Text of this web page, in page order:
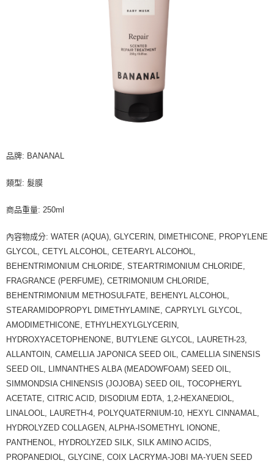
品牌: BANANAL
類型: 髮膜
商品重量: 250ml
內容物成分: WATER (AQUA), GLYCERIN, DIMETHICONE, PROPYLENE
GLYCOL, CETYL ALCOHOL, CETEARYL ALCOHOL,
BEHENTRIMONIUM CHLORIDE, STEARTRIMONIUM CHLORIDE,
FRAGRANCE (PERFUME), CETRIMONIUM CHLORIDE,
BEHENTRIMONIUM METHOSULFATE, BEHENYL ALCOHOL,
STEARAMIDOPROPYL DIMETHYLAMINE, CAPRYLYL GLYCOL,
AMODIMETHICONE, ETHYLHEXYLGLYCERIN,
HYDROXYACETOPHENONE, BUTYLENE GLYCOL, LAURETH-23,
ALLANTOIN, CAMELLIA JAPONICA SEED OIL, CAMELLIA SINENSIS
SEED OIL, LIMNANTHES ALBA (MEADOWFOAM) SEED OIL,
SIMMONDSIA CHINENSIS (JOJOBA) SEED OIL, TOCOPHERYL
ACETATE, CITRIC ACID, DISODIUM EDTA, 1,2-HEXANEDIOL,
LINALOOL, LAURETH-4, POLYQUATERNIUM-10, HEXYL CINNAMAL,
HYDROLYZED COLLAGEN, ALPHA-ISOMETHYL IONONE,
PANTHENOL, HYDROLYZED SILK, SILK AMINO ACIDS,
PROPANEDIOL, GLYCINE, COIX LACRYMA-JOBI MA-YUEN SEED